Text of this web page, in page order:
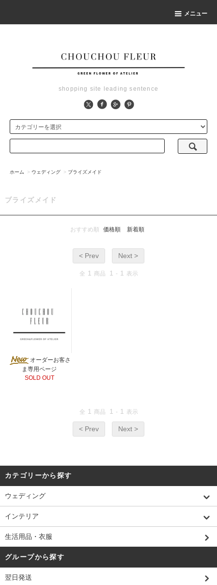
メニュー
shopping site leading sentence
ホーム > ウェディング > ブライズメイド
ブライズメイド
おすすめ順 価格順 新着順
< Prev Next >
全 1 商品 1 - 1 表示
オーダーお客さ
ま専用ページ
SOLD OUT
全 1 商品 1 - 1 表示
< Prev Next >
カテゴリーから探す
ウェディング
インテリア
生活用品・衣服
グループから探す
翌日発送